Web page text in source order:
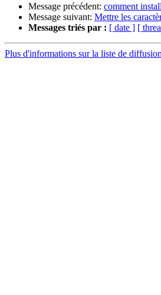
Message précédent: comment
Message suivant: Mettre les
Messages triés par : [ date ] [
Plus d'informations sur la liste de